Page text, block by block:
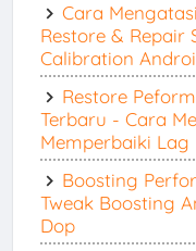
Cara
Restore & Repair
Calibration
Restore
Terbaru - Cara
Memperbaiki Lag
Boosting
Tweak Boosting
Dop